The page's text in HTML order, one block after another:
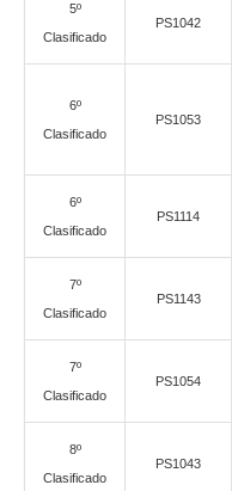
5º
Clasificado
PS1042
6º
Clasificado
PS1053
6º
Clasificado
PS1114
7º
Clasificado
PS1143
7º
Clasificado
PS1054
8º
Clasificado
PS1043